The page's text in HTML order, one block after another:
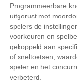
Programmeerbare
uitgerust met
spelers de
voorkeuren en
gekoppeld aan
of sneltoetsen,
speler en het
verbeterd.